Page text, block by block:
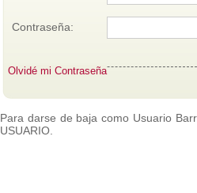
Contraseña:
Olvidé mi Contraseña
Para darse de baja como Usuario
USUARIO.